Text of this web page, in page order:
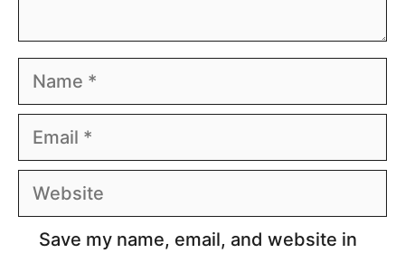
Name
Email
Website
Save my name, email, and website in